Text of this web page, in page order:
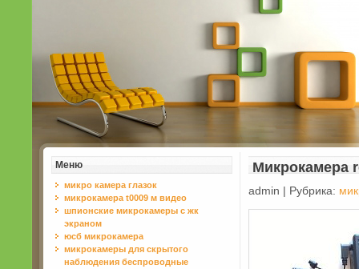
Меню
микро камера глазок
микрокамера t0009 м видео
шпионские микрокамеры с жк
экраном
юсб микрокамера
микрокамеры для скрытого
наблюдения беспроводные
Микрокамера
admin | Рубрика: